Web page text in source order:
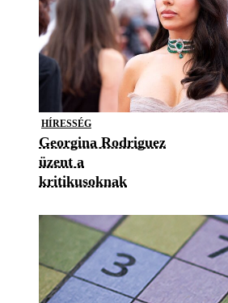
HÍRESSÉG
Georgina Rodriguez
üzent a
kritikusoknak